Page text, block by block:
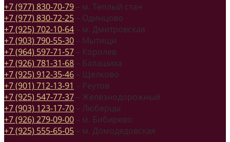
+7 (977) 830-70-79 – м. Теплый стан
+7 (977) 830-72-25 – Одинцово
+7 (925) 702-10-64 – м. Дмитровская
+7 (903) 790-55-30 – Мытищи
+7 (964) 597-71-57 – Королев
+7 (926) 781-31-68 – Балашиха
+7 (925) 912-35-46 – Щелково
+7 (901) 712-13-91 – Реутов
+7 (925) 547-77-37 – Железнодорожный
+7 (903) 123-17-70 – Люберцы
+7 (926) 279-09-00 – м. Бибирево
+7 (925) 555-65-05 – м. Домодедовская